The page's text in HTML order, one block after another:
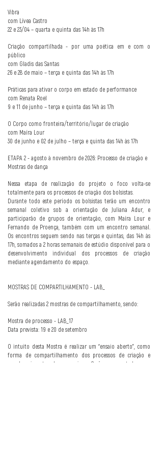
Vibra
com Lívea Castro
22 e 23/04 – quarta e quinta das 14h às 17h
Criação compartilhada - por uma poética em e com o
público
com Gladis das Santas
26 e 28 de maio – terça e quinta das 14h às 17h
Práticas para ativar o corpo em estado de performance
com Renata Roel
9 e 11 de junho – terça e quinta das 14h às 17h
O Corpo como fronteira/território/lugar de criação
com Maíra Lour
30 de junho e 02 de julho – terça e quinta das 14h às 17h
ETAPA 2 - agosto à novembro de 2026: Processo de criação e
Mostras de dança
Nessa etapa de realização do projeto o foco volta-se
totalmente para os processos de criação dos bolsistas.
Durante todo este período os bolsistas terão um encontro
semanal coletivo sob a orientação de Juliana Adur, e
participarão de grupos de orientação, com Maíra Lour e
Fernando de Proença, também com um encontro semanal.
Os encontros seguem sendo nas terças e quintas, das 14h às
17h, somados a 2 horas semanais de estúdio disponível para o
desenvolvimento individual dos processos de criação
mediante agendamento do espaço.
MOSTRAS DE COMPARTILHAMENTO - LAB_
Serão realizadas 2 mostras de compartilhamento, sendo:
Mostra de processo - LAB_17
Data prevista: 19 e 20 de setembro
O intuito desta Mostra é realizar um “ensaio aberto”, como
forma de compartilhamento dos processos de criação e
amadurecimento das pesquisas. Serão apresentados em